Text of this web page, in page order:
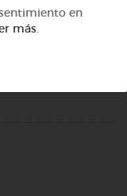
DOCS (2)
en
más.